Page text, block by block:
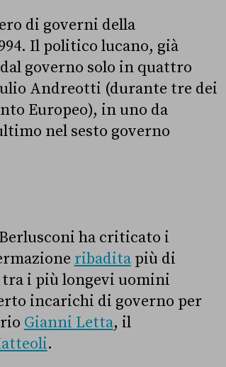
di governi della
Il politico lucano, già
governo solo in quattro
Andreotti (durante tre dei
Europeo), in uno da
nel sesto governo
Berlusconi ha criticato i
ribaditapiù di
tra i più longevi uomini
incarichi di governo per
Gianni Letta, il
.